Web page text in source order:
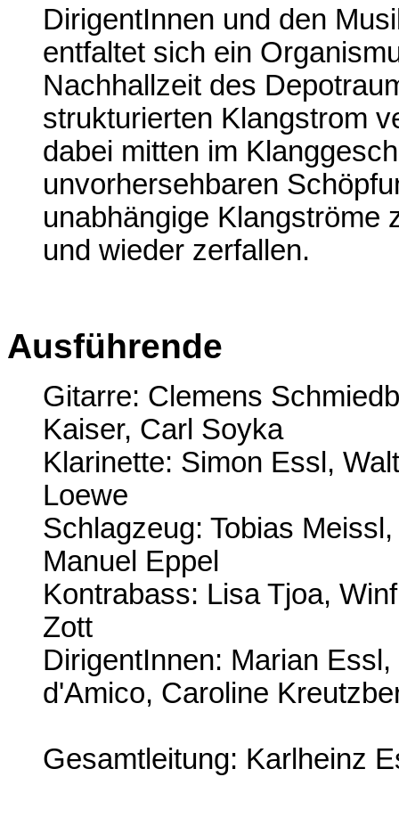
DirigentInnen und den
entfaltet sich ein
Nachhallzeit des
strukturierten Klangstrom
dabei mitten im
unvorhersehbaren
unabhängige Klangströme
und wieder zerfallen.
Ausführende
Gitarre: Clemens
Kaiser, Carl Soyka
Klarinette: Simon Essl,
Loewe
Schlagzeug: Tobias
Manuel Eppel
Kontrabass: Lisa Tjoa,
Zott
DirigentInnen: Marian
d'Amico, Caroline
Gesamtleitung: Karlheinz